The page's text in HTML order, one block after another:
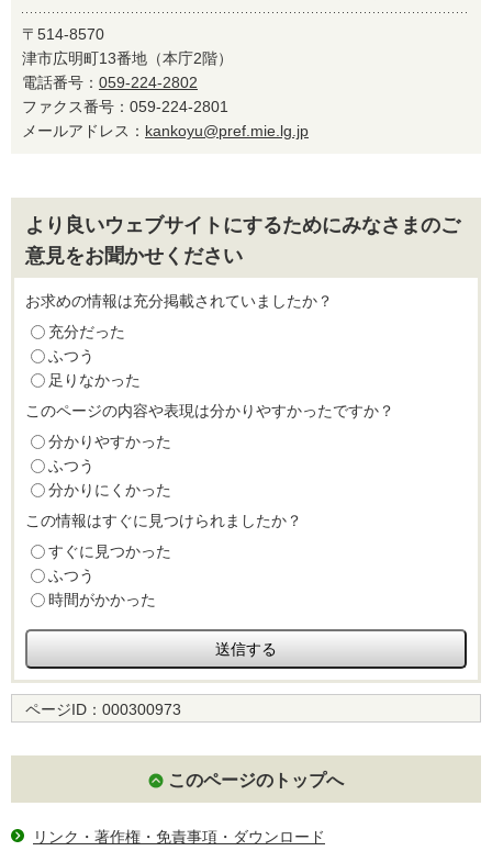
〒514-8570
津市広明町13番地（本庁2階）
電話番号： 059-224-2802
ファクス番号：059-224-2801
メールアドレス： kankoyu@pref.mie.lg.jp
より良いウェブサイトにするためにみなさまのご
意見をお聞かせください
お求めの情報は充分掲載されていましたか？
充分だった
ふつう
足りなかった
このページの内容や表現は分かりやすかったですか？
分かりやすかった
ふつう
分かりにくかった
この情報はすぐに見つけられましたか？
すぐに見つかった
ふつう
時間がかかった
ページID： 000300973
このページのトップへ
リンク・著作権・免責事項・ダウンロード